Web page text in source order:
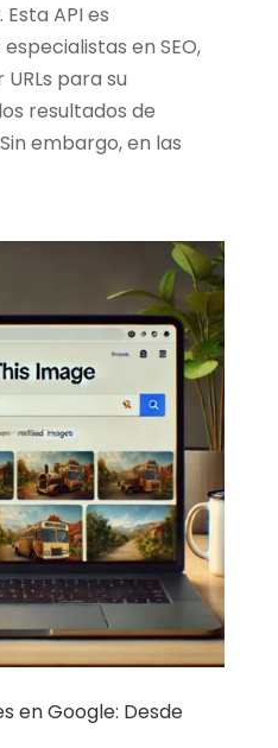
API es
en SEO,
para su
resultados de
embargo, en las
en Google: Desde